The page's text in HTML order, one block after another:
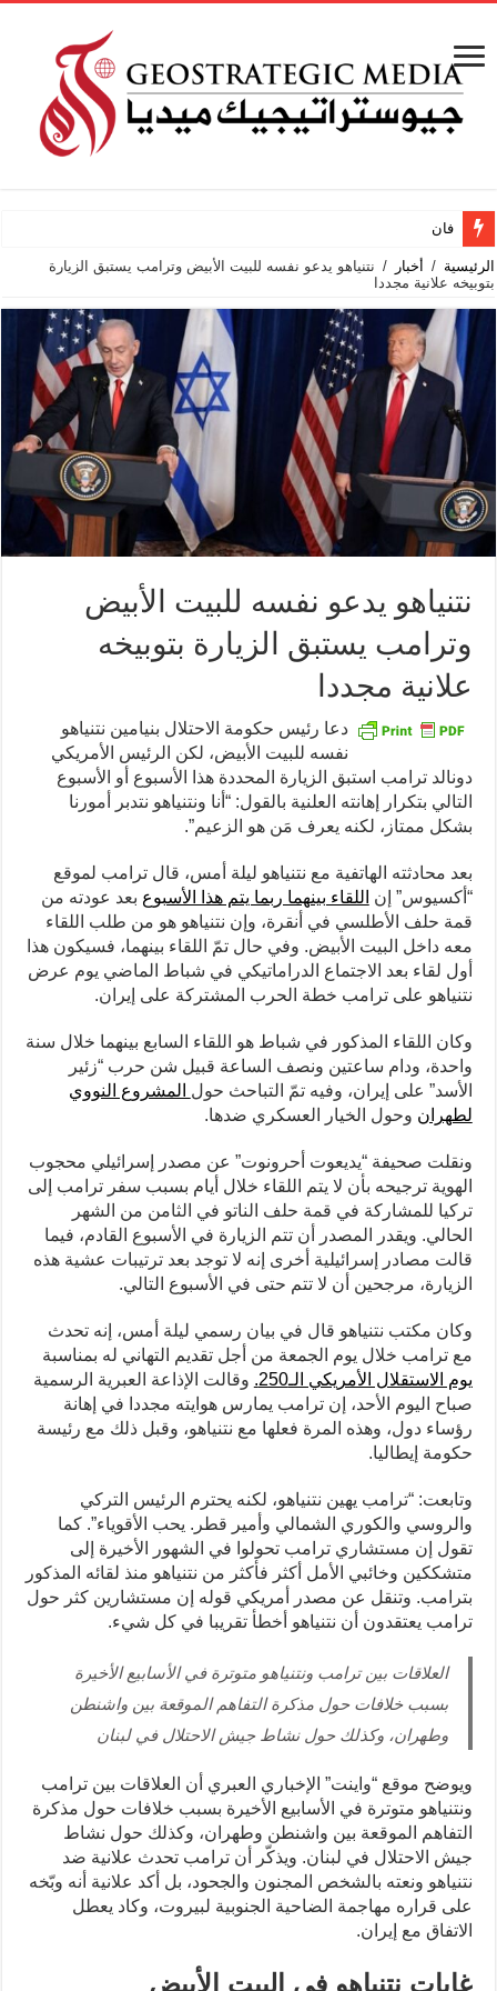
فانتازيا أردنية
الرئيسية / أخبار / نتنياهو يدعو نفسه للبيت الأبيض وترامب يستبق الزيارة
بتوبيخه علانية مجددا
نتنياهو يدعو نفسه للبيت الأبيض
وترامب يستبق الزيارة بتوبيخه
علانية مجددا
دعا رئيس حكومة الاحتلال بنيامين نتنياهو
نفسه للبيت الأبيض، لكن الرئيس الأمريكي
دونالد ترامب استبق الزيارة المحددة هذا الأسبوع أو الأسبوع
التالي بتكرار إهانته العلنية بالقول: “أنا ونتنياهو نتدبر أمورنا
بشكل ممتاز، لكنه يعرف مَن هو الزعيم”.
بعد محادثته الهاتفية مع نتنياهو ليلة أمس، قال ترامب لموقع
“أكسيوس” إن اللقاء بينهما ربما يتم هذا الأسبوع بعد عودته من
قمة حلف الأطلسي في أنقرة، وإن نتنياهو هو من طلب اللقاء
معه داخل البيت الأبيض. وفي حال تمّ اللقاء بينهما، فسيكون هذا
أول لقاء بعد الاجتماع الدراماتيكي في شباط الماضي يوم عرض
نتنياهو على ترامب خطة الحرب المشتركة على إيران.
وكان اللقاء المذكور في شباط هو اللقاء السابع بينهما خلال سنة
واحدة، ودام ساعتين ونصف الساعة قبيل شن حرب “زئير
الأسد” على إيران، وفيه تمّ التباحث حول المشروع النووي
لطهران وحول الخيار العسكري ضدها.
ونقلت صحيفة “يديعوت أحرونوت” عن مصدر إسرائيلي محجوب
الهوية ترجيحه بأن لا يتم اللقاء خلال أيام بسبب سفر ترامب إلى
تركيا للمشاركة في قمة حلف الناتو في الثامن من الشهر
الحالي. ويقدر المصدر أن تتم الزيارة في الأسبوع القادم، فيما
قالت مصادر إسرائيلية أخرى إنه لا توجد بعد ترتيبات عشية هذه
الزيارة، مرجحين أن لا تتم حتى في الأسبوع التالي.
وكان مكتب نتنياهو قال في بيان رسمي ليلة أمس، إنه تحدث
مع ترامب خلال يوم الجمعة من أجل تقديم التهاني له بمناسبة
يوم الاستقلال الأمريكي الـ250.
وقالت الإذاعة العبرية الرسمية
صباح اليوم الأحد، إن ترامب يمارس هوايته مجددا في إهانة
رؤساء دول، وهذه المرة فعلها مع نتنياهو، وقبل ذلك مع رئيسة
حكومة إيطاليا.
وتابعت: “ترامب يهين نتنياهو، لكنه يحترم الرئيس التركي
والروسي والكوري الشمالي وأمير قطر. يحب الأقوياء”. كما
تقول إن مستشاري ترامب تحولوا في الشهور الأخيرة إلى
متشككين وخائبي الأمل أكثر فأكثر من نتنياهو منذ لقائه المذكور
بترامب. وتنقل عن مصدر أمريكي قوله إن مستشارين كثر حول
ترامب يعتقدون أن نتنياهو أخطأ تقريبا في كل شيء.
العلاقات بين ترامب ونتنياهو متوترة في الأسابيع الأخيرة
بسبب خلافات حول مذكرة التفاهم الموقعة بين واشنطن
وطهران، وكذلك حول نشاط جيش الاحتلال في لبنان
ويوضح موقع “واينت” الإخباري العبري أن العلاقات بين ترامب
ونتنياهو متوترة في الأسابيع الأخيرة بسبب خلافات حول مذكرة
التفاهم الموقعة بين واشنطن وطهران، وكذلك حول نشاط
جيش الاحتلال في لبنان. ويذكّر أن ترامب تحدث علانية ضد
نتنياهو ونعته بالشخص المجنون والجحود، بل أكد علانية أنه وبّخه
على قراره مهاجمة الضاحية الجنوبية لبيروت، وكاد يعطل
الاتفاق مع إيران.
غايات نتنياهو في البيت الأبيض